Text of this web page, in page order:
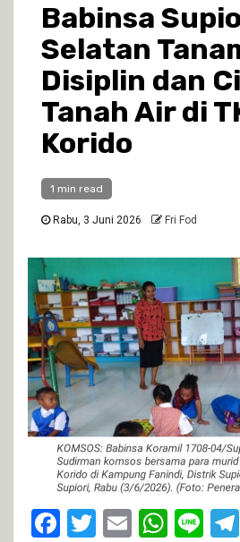
Babinsa
Selatan
Disiplin dan
Tanah Air di
Korido
1 min read
Rabu, 3 Juni 2026 Fri Fod
Facebook
Twitter
Email Line